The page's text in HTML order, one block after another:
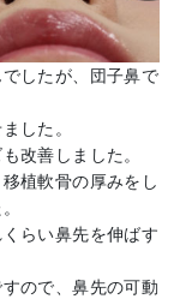
したが、団子鼻で
した。
改善しました。
植軟骨の厚みをし
らい鼻先を伸ばす
ので、鼻先の可動